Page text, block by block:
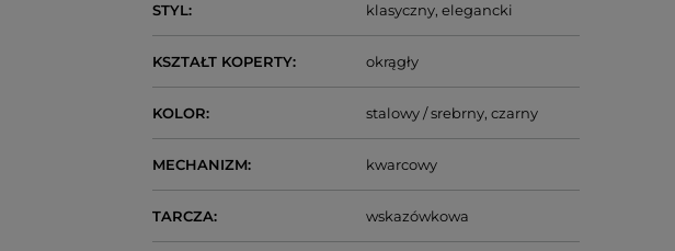
STYL klasyczny elegancki
KSZTAŁT KOPERTY okrągły
KOLOR stalowy / srebrny czarny
MECHANIZM kwarcowy
TARCZA wskazówkowa